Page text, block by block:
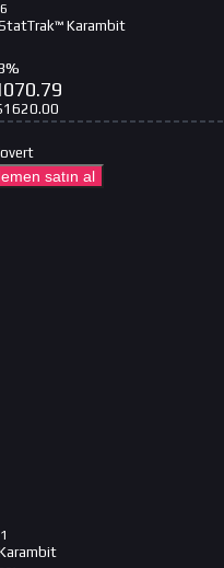
Karambit
%
1620.00
satın al